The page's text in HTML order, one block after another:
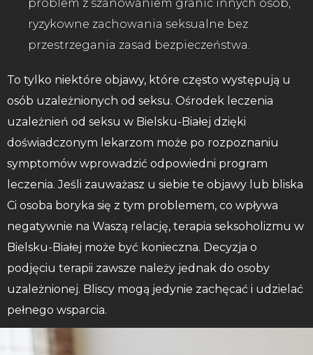
problem z szanowaniem granic innych osób,
ryzykowne zachowania seksualne bez
przestrzegania zasad bezpieczeństwa.
To tylko niektóre objawy, które często występują u
osób uzależnionych od seksu. Ośrodek leczenia
uzależnień od seksu w Bielsku-Białej dzięki
doświadczonym lekarzom może po rozpoznaniu
symptomów wprowadzić odpowiedni program
leczenia. Jeśli zauważasz u siebie te objawy lub bliska
Ci osoba boryka się z tym problemem, co wpływa
negatywnie na Waszą relację, terapia seksoholizmu w
Bielsku-Białej może być konieczna. Decyzja o
podjęciu terapii zawsze należy jednak do osoby
uzależnionej. Bliscy mogą jedynie zachęcać i udzielać
pełnego wsparcia.